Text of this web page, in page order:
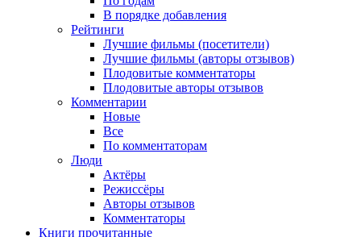
В порядке добавления
Рейтинги
Лучшие фильмы (посетители)
Лучшие фильмы (авторы отзывов)
Плодовитые комментаторы
Плодовитые авторы отзывов
Комментарии
Новые
Все
По комментаторам
Люди
Актёры
Режиссёры
Авторы отзывов
Комментаторы
Книги прочитанные